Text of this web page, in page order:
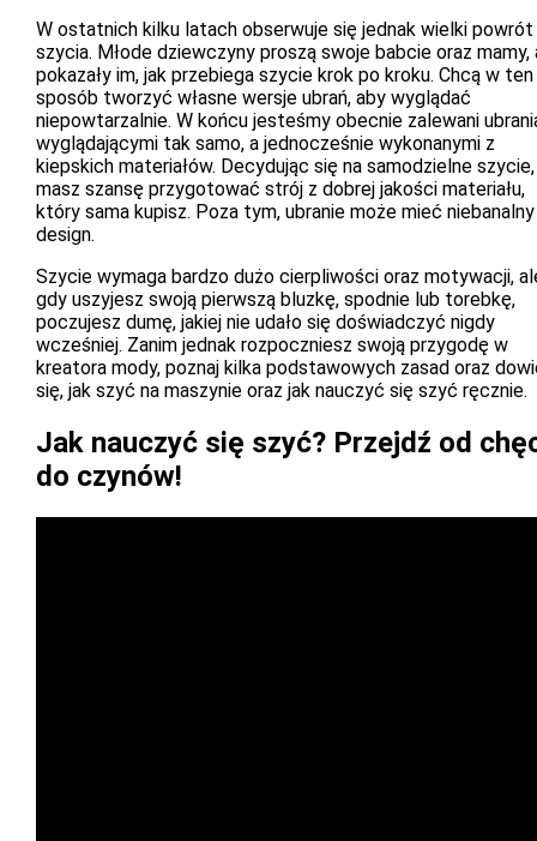
W ostatnich kilku latach obserwuje się jednak wielki
szycia. Młode dziewczyny proszą swoje babcie oraz mamy,
pokazały im, jak przebiega szycie krok po kroku. Chcą w ten
sposób tworzyć własne wersje ubrań, aby wyglądać
niepowtarzalnie. W końcu jesteśmy obecnie zalewani
wyglądającymi tak samo, a jednocześnie wykonanymi z
kiepskich materiałów. Decydując się na samodzielne szycie,
masz szansę przygotować strój z dobrej jakości materiału,
który sama kupisz. Poza tym, ubranie może mieć niebanalny
design.
Szycie wymaga bardzo dużo cierpliwości oraz motywacji,
gdy uszyjesz swoją pierwszą bluzkę, spodnie lub torebkę,
poczujesz dumę, jakiej nie udało się doświadczyć nigdy
wcześniej. Zanim jednak rozpoczniesz swoją przygodę w
kreatora mody, poznaj kilka podstawowych zasad oraz
się, jak szyć na maszynie oraz jak nauczyć się szyć ręcznie.
Jak nauczyć się szyć? Przejdź od
do czynów!